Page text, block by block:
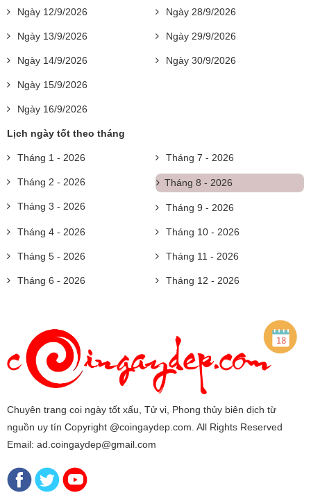
Ngày 12/9/2026
Ngày 13/9/2026
Ngày 14/9/2026
Ngày 15/9/2026
Ngày 16/9/2026
Ngày 28/9/2026
Ngày 29/9/2026
Ngày 30/9/2026
Lịch ngày tốt theo tháng
Tháng 1 - 2026
Tháng 2 - 2026
Tháng 3 - 2026
Tháng 4 - 2026
Tháng 5 - 2026
Tháng 6 - 2026
Tháng 7 - 2026
Tháng 8 - 2026
Tháng 9 - 2026
Tháng 10 - 2026
Tháng 11 - 2026
Tháng 12 - 2026
Chuyên trang coi ngày tốt xấu, Tử vi, Phong thủy biên dịch từ
nguồn uy tín Copyright @coingaydep.com. All Rights Reserved
Email: ad.coingaydep@gmail.com